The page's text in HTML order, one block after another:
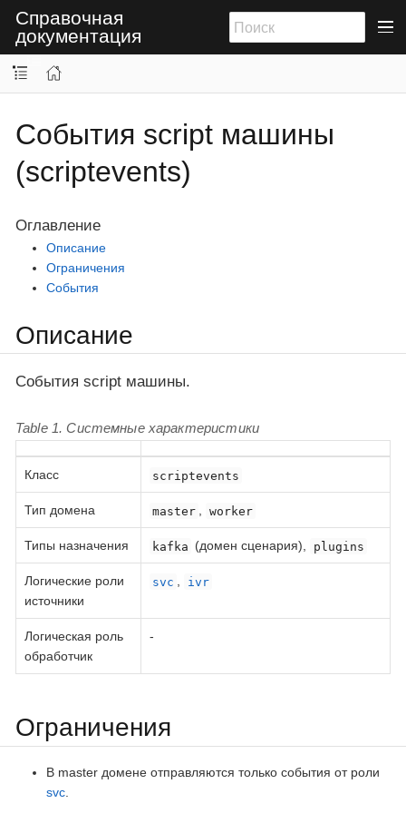
Справочная
документация
События script машины
(scriptevents)
Оглавление
Описание
Ограничения
События
Описание
События script машины.
Table 1. Системные характеристики
Класс scriptevents
Тип домена master , worker
Типы назначения kafka (домен сценария), plugins
Логические роли
источники
svc , ivr
Логическая роль
обработчик
-
Ограничения
В master домене отправляются только события от роли
svc